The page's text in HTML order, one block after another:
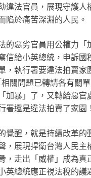
違法官員，展現守護人
陷於痛苦深淵的人民。
的惡劣官員用公權力「
信給小英總統，申訴國
，執行署要違法拍賣家
關問題已轉請各有關
加暴」了，又轉給惡官
署還是違法拍賣了家園！
覺醒，就是持續改革的
，展現捍衛台灣人民主
，走出「威權」成為真
英總統應正視法稅的議